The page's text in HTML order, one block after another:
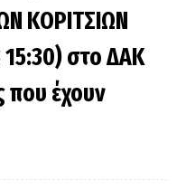
ΚΟΡΙΤΣΙΩΝ
15:30) στο ΔΑΚ
που έχουν